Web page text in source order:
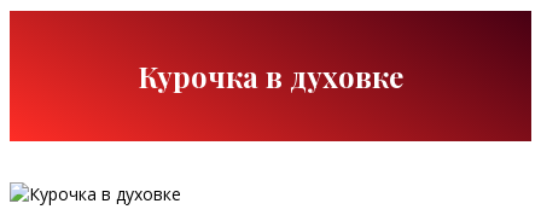
Курочка в духовке